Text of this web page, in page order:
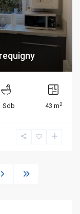
Sdb 43 m2